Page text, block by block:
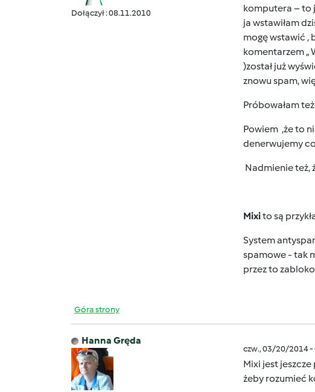
Dołączył : 08.11.2010
komputera – to
ja wstawiłam
mogę wstawić ,
komentarzem „
)został już
znowu spam,
Próbowałam
Powiem ,że to
denerwujemy
Nadmienie też,
Mixito są
System
spamowe - tak
przez to
Góra strony
Hanna Gręda
czw., 03/20/2014 -
Mixi jest
żeby rozumieć